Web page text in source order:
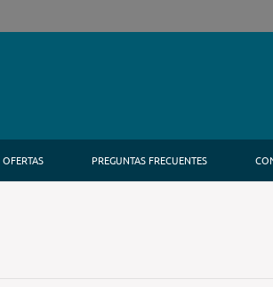
OFERTAS PREGUNTAS FRECUENTES